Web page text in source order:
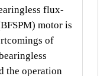
flux-
motor is
of
the operation